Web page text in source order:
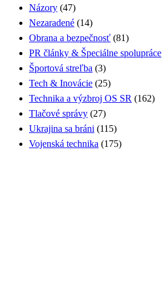
Názory (47)
Nezaradené (14)
Obrana a bezpečnosť (81)
PR články & Špeciálne spolupráce
Športová streľba (3)
Tech & Inovácie (25)
Technika a výzbroj OS SR (162)
Tlačové správy (27)
Ukrajina sa bráni (115)
Vojenská technika (175)